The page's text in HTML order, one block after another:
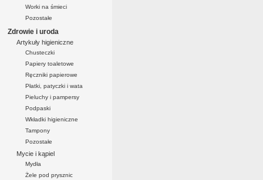
Worki na śmieci
Pozostałe
Zdrowie i uroda
Artykuły higieniczne
Chusteczki
Papiery toaletowe
Ręczniki papierowe
Płatki, patyczki i wata
Pieluchy i pampersy
Podpaski
Wkładki higieniczne
Tampony
Pozostałe
Mycie i kąpiel
Mydła
Żele pod prysznic